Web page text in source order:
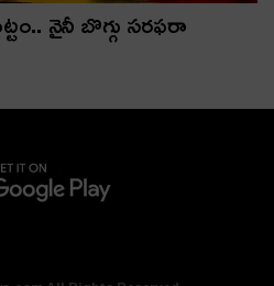
నైనీ బొగ్గు సరఫరా